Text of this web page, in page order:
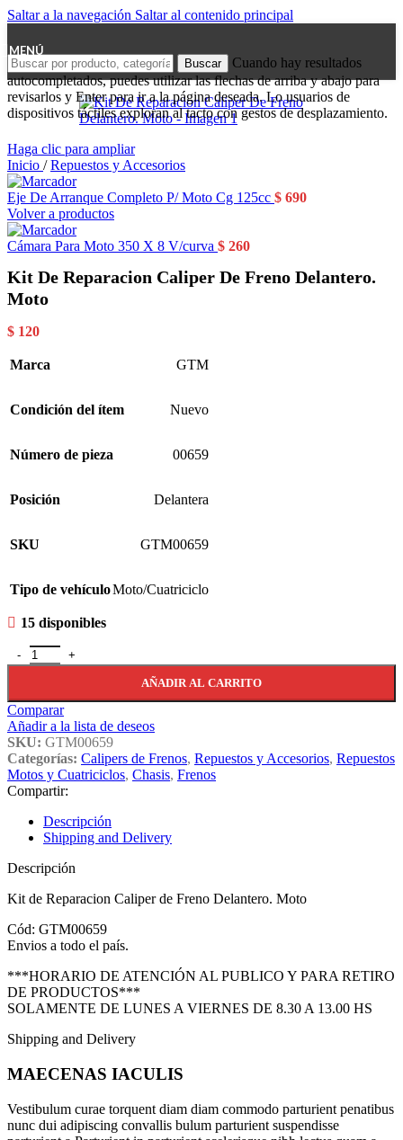
Saltar a la navegación Saltar al contenido principal
MENÚ
Buscar
Cuando hay resultados
autocompletados, puedes utilizar las flechas de arriba y abajo para
revisarlos y Enter para ir a la página deseada. Lo usuarios de
dispositivos táctiles exploran al tacto con gestos de desplazamiento.
Haga clic para ampliar
Inicio / Repuestos y Accesorios
Eje De Arranque Completo P/ Moto Cg 125cc $ 690
Volver a productos
Cámara Para Moto 350 X 8 V/curva $ 260
Kit De Reparacion Caliper De Freno Delantero.
Moto
$ 120
Marca GTM
Condición del ítem Nuevo
Número de pieza 00659
Posición Delantera
SKU GTM00659
Tipo de vehículoMoto/Cuatriciclo
15 disponibles
Kit De Reparacion Caliper De Freno Delantero. Moto cantidad
AÑADIR AL CARRITO
Comparar
Añadir a la lista de deseos
SKU: GTM00659
Categorías: Calipers de Frenos, Repuestos y Accesorios, Repuestos
Motos y Cuatriciclos, Chasis, Frenos
Compartir:
Descripción
Shipping and Delivery
Descripción
Kit de Reparacion Caliper de Freno Delantero. Moto
Cód: GTM00659
Envios a todo el país.
***HORARIO DE ATENCIÓN AL PUBLICO Y PARA RETIRO
DE PRODUCTOS***
SOLAMENTE DE LUNES A VIERNES DE 8.30 A 13.00 HS
Shipping and Delivery
MAECENAS IACULIS
Vestibulum curae torquent diam diam commodo parturient penatibus
nunc dui adipiscing convallis bulum parturient suspendisse